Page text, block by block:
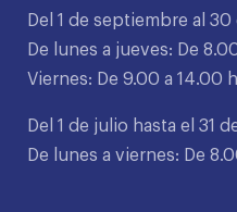
Del 1 de septiembre al
De lunes a jueves: De
Viernes: De 9.00 a 14.00
Del 1 de julio hasta el 31
De lunes a viernes: De